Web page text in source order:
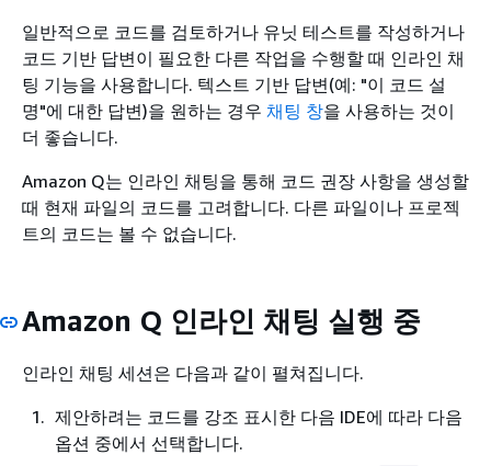
일반적으로 코드를 검토하거나 유닛 테스트를 작성하거나
코드 기반 답변이 필요한 다른 작업을 수행할 때 인라인 채
팅 기능을 사용합니다. 텍스트 기반 답변(예: "이 코드 설
명"에 대한 답변)을 원하는 경우 채팅 창을 사용하는 것이
더 좋습니다.
Amazon Q는 인라인 채팅을 통해 코드 권장 사항을 생성할
때 현재 파일의 코드를 고려합니다. 다른 파일이나 프로젝
트의 코드는 볼 수 없습니다.
Amazon Q 인라인 채팅 실행 중
인라인 채팅 세션은 다음과 같이 펼쳐집니다.
제안하려는 코드를 강조 표시한 다음 IDE에 따라 다음
옵션 중에서 선택합니다.